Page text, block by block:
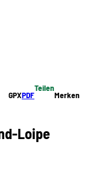
GPXPDF
Teilen
Merken
Loipe